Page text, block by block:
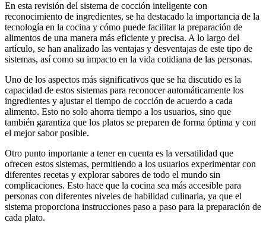
En esta revisión del sistema de cocción inteligente con
reconocimiento de ingredientes, se ha destacado la importancia de la
tecnología en la cocina y cómo puede facilitar la preparación de
alimentos de una manera más eficiente y precisa. A lo largo del
artículo, se han analizado las ventajas y desventajas de este tipo de
sistemas, así como su impacto en la vida cotidiana de las personas.
Uno de los aspectos más significativos que se ha discutido es la
capacidad de estos sistemas para reconocer automáticamente los
ingredientes y ajustar el tiempo de cocción de acuerdo a cada
alimento. Esto no solo ahorra tiempo a los usuarios, sino que
también garantiza que los platos se preparen de forma óptima y con
el mejor sabor posible.
Otro punto importante a tener en cuenta es la versatilidad que
ofrecen estos sistemas, permitiendo a los usuarios experimentar con
diferentes recetas y explorar sabores de todo el mundo sin
complicaciones. Esto hace que la cocina sea más accesible para
personas con diferentes niveles de habilidad culinaria, ya que el
sistema proporciona instrucciones paso a paso para la preparación de
cada plato.